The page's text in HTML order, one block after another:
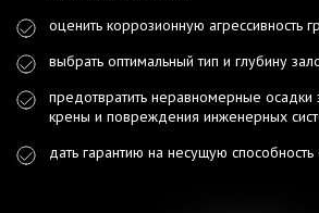
оценить коррозионную агрессивность
выбрать оптимальный тип и глубину
предотвратить неравномерные осадки
крены и повреждения инженерных
дать гарантию на несущую